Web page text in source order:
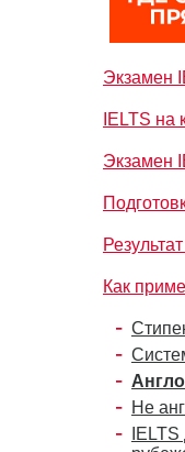
Экзамен
IELTS на
Экзамен
Как
Не